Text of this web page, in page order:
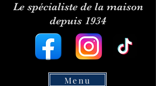
Le spécialiste de la maison
depuis 1934
Menu